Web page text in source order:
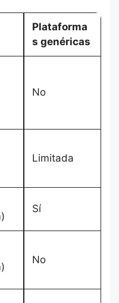
Plataforma
s genéricas
No
Limitada
Sí
No